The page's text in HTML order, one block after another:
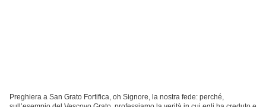
Preghiera a San Grato Fortifica, oh Signore, la nostra fede: perché,